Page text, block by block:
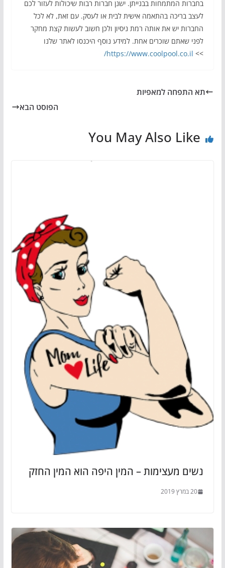
בחברות המתמחות בבנייתן. ישנן חברות רבות שיכולות לעזור לכם
לעצב בריכה בהתאמה אישית לבית או לעסק. עם זאת, לא לכל
החברות יש את אותה רמת ניסיון ולכן חשוב לעשות קצת מחקר
לפני שאתם שוכרים אחת. למידע נוסף היכנסו לאתר שלנו
>>
https://www.coolpool.co.il/
תא התפחה למאפיות
הפוסט הבא
You May Also Like
נשים מעצימות – המין היפה הוא המין החזק
20 במרץ 2019